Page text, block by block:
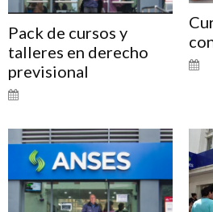
Pack de cursos y
talleres en derecho
previsional